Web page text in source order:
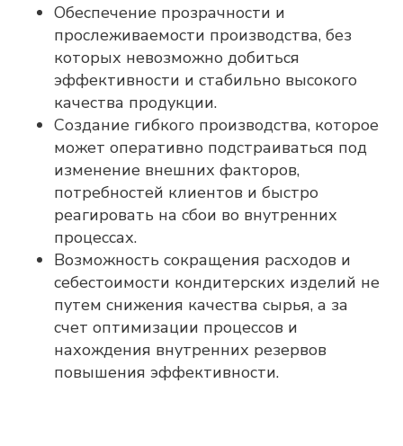
Обеспечение прозрачности и
прослеживаемости производства, без
которых невозможно добиться
эффективности и стабильно высокого
качества продукции.
Создание гибкого производства, которое
может оперативно подстраиваться под
изменение внешних факторов,
потребностей клиентов и быстро
реагировать на сбои во внутренних
процессах.
Возможность сокращения расходов и
себестоимости кондитерских изделий не
путем снижения качества сырья, а за
счет оптимизации процессов и
нахождения внутренних резервов
повышения эффективности.